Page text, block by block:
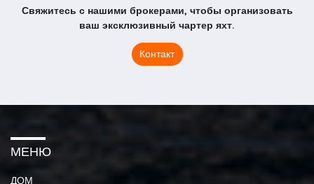
Свяжитесь с нашими брокерами, чтобы организовать
ваш эксклюзивный чартер яхт.
Контакт
МЕНЮ
ДОМ